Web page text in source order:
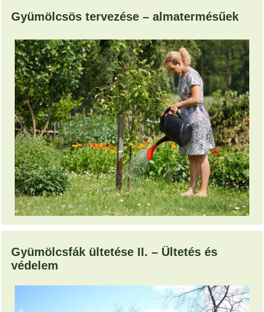
Gyümölcsös tervezése – almatermésűek
Gyümölcsfák ültetése II. – Ültetés és
védelem